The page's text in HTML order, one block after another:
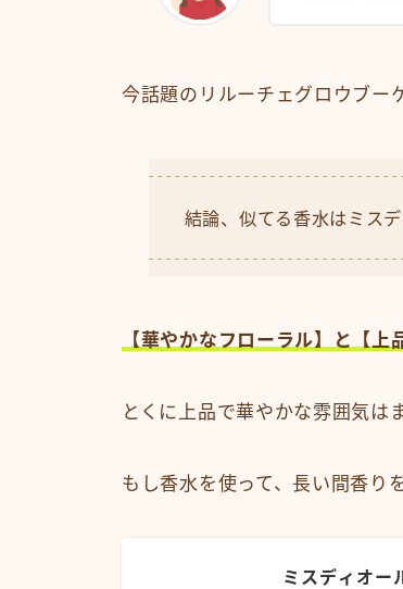
今話題のリルーチェグロウブー
結論、似てる香水はミス
【華やかなフローラル】と【上
とくに上品で華やかな雰囲気は
もし香水を使って、長い間香り
ミスディオー